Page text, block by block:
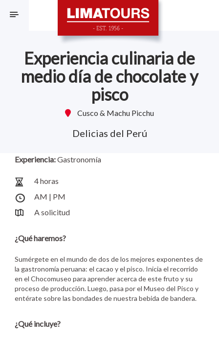
F
Experiencia culinaria de
medio día de chocolate y
pisco
Cusco & Machu Picchu
Delicias del Perú
Experiencia:Gastronomía
4 horas
AM | PM
A solicitud
¿Qué haremos?
Sumérgete en el mundo de dos de los mejores exponentes de
la gastronomía peruana: el cacao y el pisco. Inicia el recorrido
en el Chocomuseo para aprender acerca de este fruto y su
proceso de producción. Luego, pasa por el Museo del Pisco y
entérate sobre las bondades de nuestra bebida de bandera.
¿Qué incluye?